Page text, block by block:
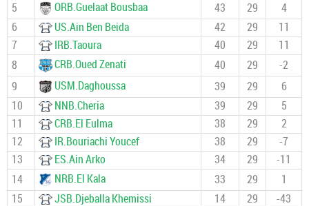
5 ORB.Guelaat Bousbaa 43 29
4
6
US.Ain Ben Beida 42 29
11
7
IRB.Taoura 40 29
11
8
CRB.Oued Zenati 40 29
-2
9
USM.Daghoussa 39 29
6
10
NNB.Cheria 39 29
5
11
CRB.El Eulma 38 29
2
12
IR.Bouriachi Youcef 38 29
-7
13
ES.Ain Arko 34 29
-11
14
NRB.El Kala 33 29
1
15
JSB.Djeballa Khemissi 14 29
-43